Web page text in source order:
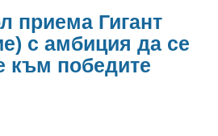
приема Гигант
с амбиция да се
към победите